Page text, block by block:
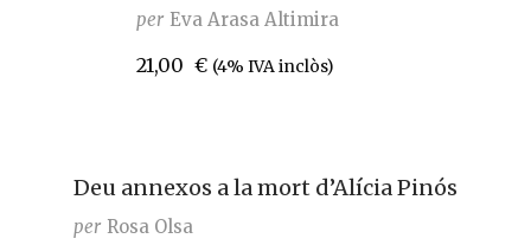
per Eva Arasa Altimira
21,00 € (4% IVA inclòs)
Deu annexos a la mort d’Alícia Pinós
per Rosa Olsa